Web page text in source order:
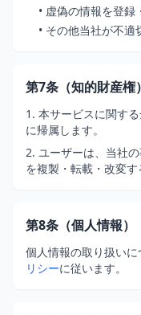
• 虚偽の情報を登録
• その他当社が不適
第7条（知的財産権）
1. 本サービスに関す
に帰属します。
2. ユーザーは、当社
を複製・転載・改変す
第8条（個人情報）
個人情報の取り扱い
リシーに従います。